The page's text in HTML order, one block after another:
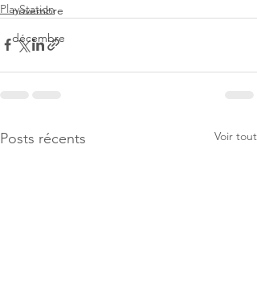
novembre
décembre
PlayStation
Posts récents Voir tout